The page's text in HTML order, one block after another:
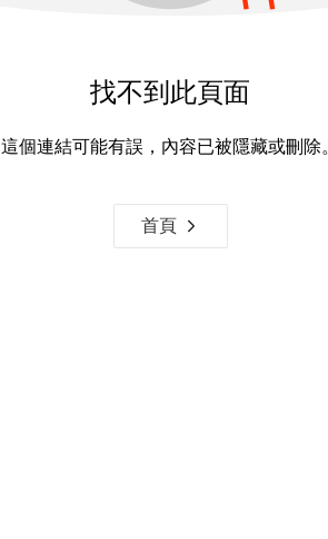
找不到此頁面
這個連結可能有誤，內容已被隱藏或刪除。
首頁